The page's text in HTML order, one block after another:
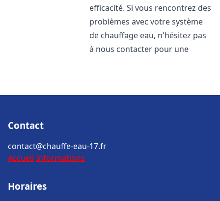
efficacité. Si vous rencontrez des
problèmes avec votre système
de chauffage eau, n'hésitez pas
à nous contacter pour une
Contact
contact@chauffe-eau-17.fr
Accueil Informations
Horaires